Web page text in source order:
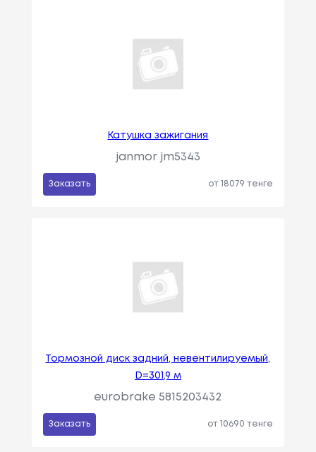
Катушка зажигания
janmor jm5343
Заказать от 18079 тенге
Тормозной диск задний, невентилируемый,
D=301,9 м
eurobrake 5815203432
Заказать от 10690 тенге